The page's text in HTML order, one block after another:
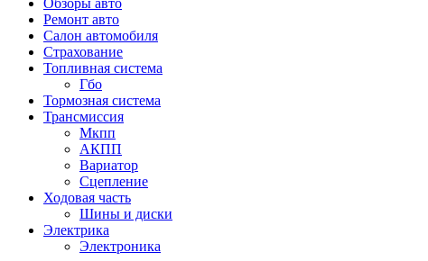
Обзоры авто
Ремонт авто
Салон автомобиля
Страхование
Топливная система
Гбо
Тормозная система
Трансмиссия
Мкпп
АКПП
Вариатор
Сцепление
Ходовая часть
Шины и диски
Электрика
Электроника